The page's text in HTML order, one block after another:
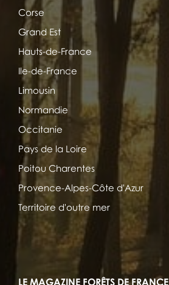
Corse
Grand Est
Hauts-de-France
Ile-de-France
Limousin
Normandie
Occitanie
Pays de la Loire
Poitou Charentes
Provence-Alpes-Côte d'Azur
Territoire d'outre mer
LE MAGAZINE FORÊTS DE FRANCE